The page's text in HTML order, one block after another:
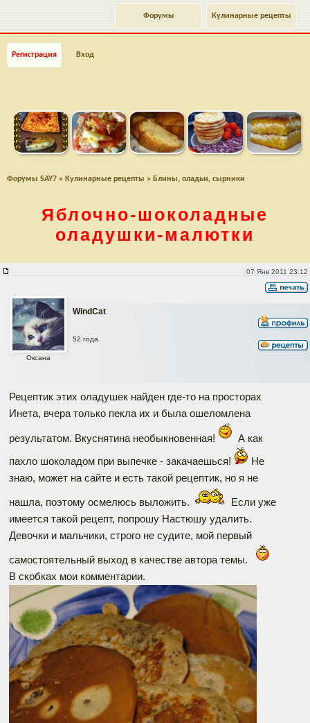
Кулинарные рецепты
Форумы
Регистрация Вход
Форумы SAY7 » Кулинарные рецепты » Блины, оладьи, сырники
Яблочно-шоколадные
оладушки-малютки
07 Янв 2011 23:12
WindCat
Оксана
52 года
Рецептик этих оладушек найден где-то на просторах
Инета, вчера только пекла их и была ошеломлена
результатом. Вкуснятина необыкновенная!
А как
пахло шоколадом при выпечке - закачаешься!
Не
знаю, может на сайте и есть такой рецептик, но я не
нашла, поэтому осмелюсь выложить.
Если уже
имеется такой рецепт, попрошу Настюшу удалить.
Девочки и мальчики, строго не судите, мой первый
самостоятельный выход в качестве автора темы.
В скобках мои комментарии.